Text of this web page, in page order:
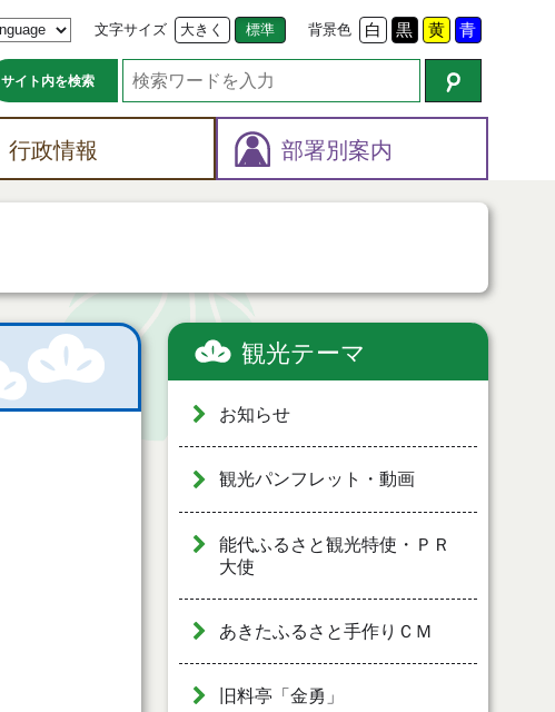
文字サイズ 大きく 標準 背景色 白 黒 黄 青
サイト内を検索
行政情報 部署別案内
観光テーマ
お知らせ
観光パンフレット・動画
能代ふるさと観光特使・ＰＲ
大使
あきたふるさと手作りＣＭ
旧料亭「金勇」